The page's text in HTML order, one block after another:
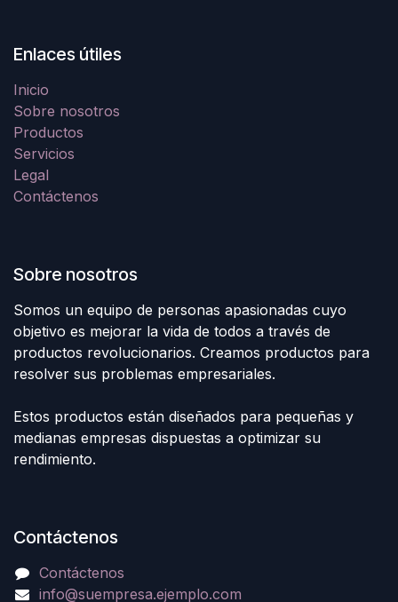
Enlaces útiles
Inicio
Sobre nosotros
Productos
Servicios
Legal
Contáctenos
Sobre nosotros
Somos un equipo de personas apasionadas cuyo
objetivo es mejorar la vida de todos a través de
productos revolucionarios. Creamos productos para
resolver sus problemas empresariales.
Estos productos están diseñados para pequeñas y
medianas empresas dispuestas a optimizar su
rendimiento.
Contáctenos
Contáctenos
info@suempresa.ejemplo.com